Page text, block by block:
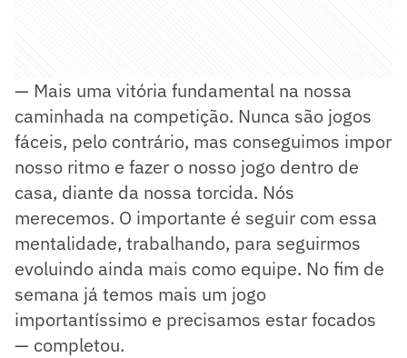
— Mais uma vitória fundamental na nossa
caminhada na competição. Nunca são jogos
fáceis, pelo contrário, mas conseguimos impor
nosso ritmo e fazer o nosso jogo dentro de
casa, diante da nossa torcida. Nós
merecemos. O importante é seguir com essa
mentalidade, trabalhando, para seguirmos
evoluindo ainda mais como equipe. No fim de
semana já temos mais um jogo
importantíssimo e precisamos estar focados
— completou.